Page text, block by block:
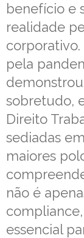
benefício e
realidade
pela
sobretudo,
Direito
sediadas
maiores
não é
essencial